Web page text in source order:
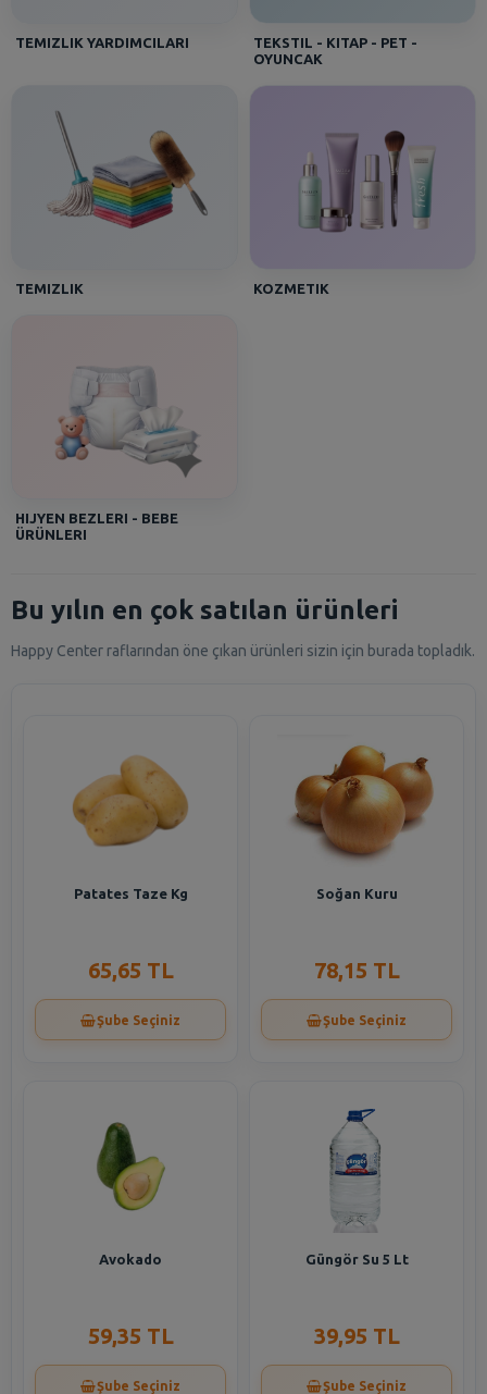
TEMIZLIK YARDIMCILARI
TEKSTIL - KITAP - PET -
OYUNCAK
TEMIZLIK KOZMETIK
HIJYEN BEZLERI - BEBE
ÜRÜNLERI
Bu yılın en çok satılan ürünleri
Happy Center raflarından öne çıkan ürünleri sizin için burada topladık.
Patates Taze Kg
65,65 TL
Şube Seçiniz
Soğan Kuru
78,15 TL
Şube Seçiniz
Avokado
59,35 TL
Şube Seçiniz
Güngör Su 5 Lt
39,95 TL
Şube Seçiniz